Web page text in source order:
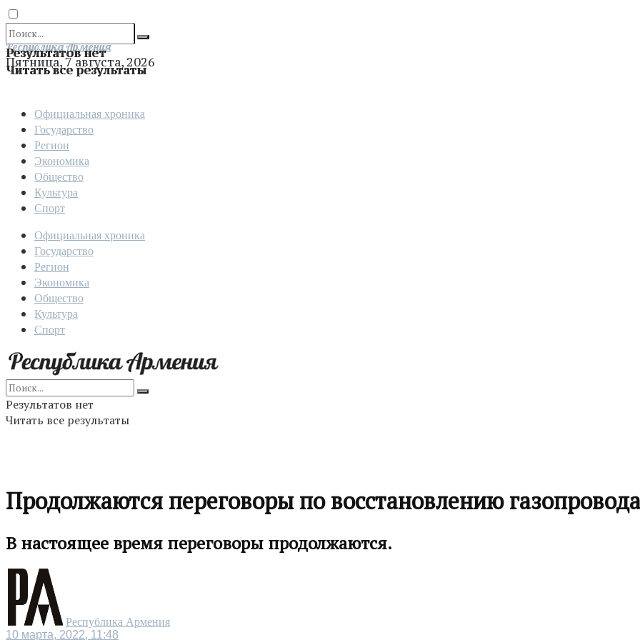
Результатов нет
Читать все результаты
Отправить
Республика Армения
Пятница, 7 августа, 2026
Официальная хроника
Государство
Регион
Экономика
Общество
Культура
Спорт
Официальная хроника
Государство
Регион
Экономика
Общество
Культура
Спорт
Результатов нет
Читать все результаты
Продолжаются переговоры по восстановлению
В настоящее время переговоры продолжаются.
Республика Армения
10 марта, 2022, 11:48